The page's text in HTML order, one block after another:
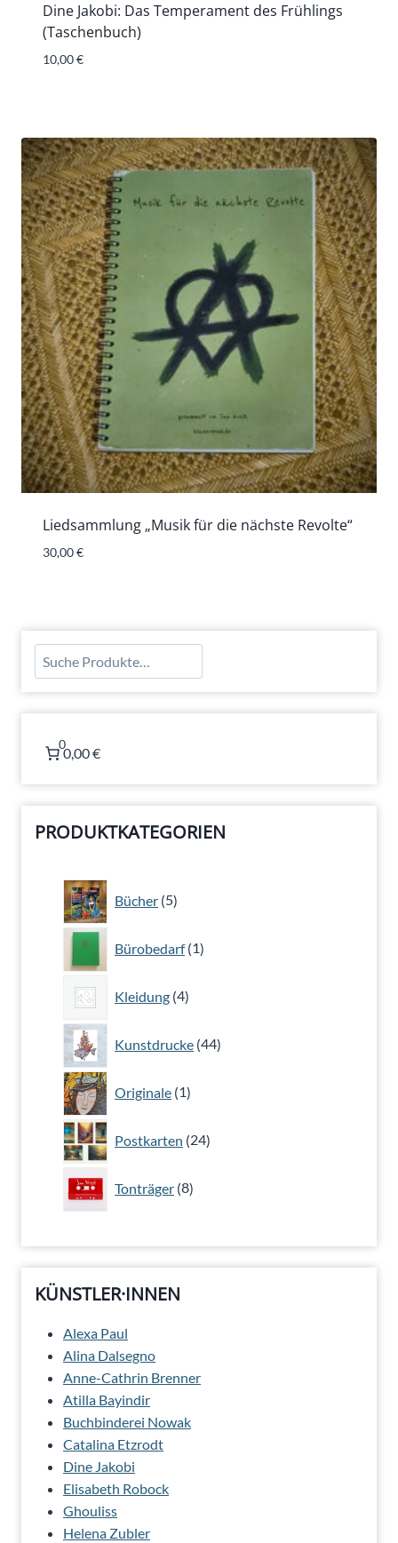
Dine Jakobi: Das Temperament des Frühlings
(Taschenbuch)
10,00€
Liedsammlung „Musik für die nächste Revolte“
30,00€
Suchen
0
0,00 €
PRODUKTKATEGORIEN
Bücher 5
Produkte
Bürobedarf 1
Produkt
Kleidung 4
Produkte
Kunstdrucke 44
Produkte
Originale 1
Produkt
Postkarten 24
Produkte
Tonträger 8
Produkte
KÜNSTLER·INNEN
Alexa Paul
Alina Dalsegno
Anne-Cathrin Brenner
Atilla Bayindir
Buchbinderei Nowak
Catalina Etzrodt
Dine Jakobi
Elisabeth Robock
Ghouliss
Helena Zubler